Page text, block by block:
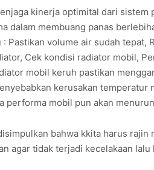
kinerja optimital dari sistem
dalam membuang panas
Pastikan volume air sudah tepat,
Cek kondisi radiator mobil,
mobil keruh pastikan
kerusakan temperatur
performa mobil pun akan
bahwa kkita harus rajin
agar tidak terjadi kecelakaan lalu